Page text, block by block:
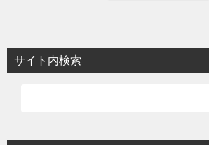
サイト内検索